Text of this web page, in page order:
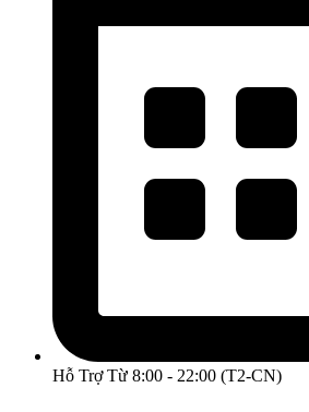
Hỗ Trợ Từ 8:00 - 22:00 (T2-CN)